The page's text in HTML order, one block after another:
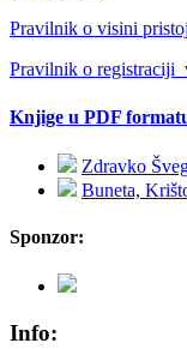
Pravilnik o visini
Pravilnik o
Knjige u PDF
Zdravko
Buneta,
Sponzor:
Info: